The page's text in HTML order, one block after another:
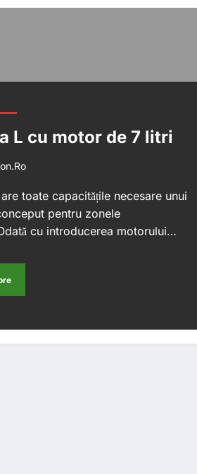
L cu motor de 7 litri
toate capacitățile necesare unui
pentru zonele
cu introducerea motorului…